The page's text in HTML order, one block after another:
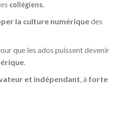
collégiens.
la culture numériquedes
que les ados puissent devenir
.
et indépendant, à forte